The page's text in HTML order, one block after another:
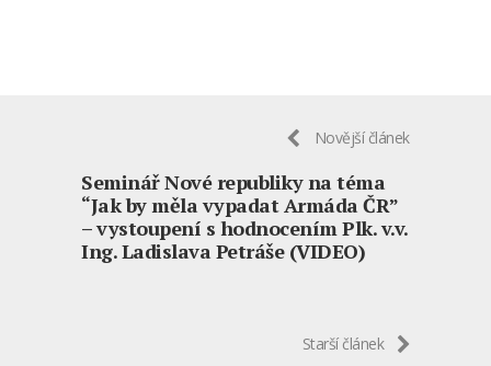
Novější článek
Seminář Nové republiky na téma
“Jak by měla vypadat Armáda ČR”
– vystoupení s hodnocením Plk. v.v.
Ing. Ladislava Petráše (VIDEO)
Starší článek